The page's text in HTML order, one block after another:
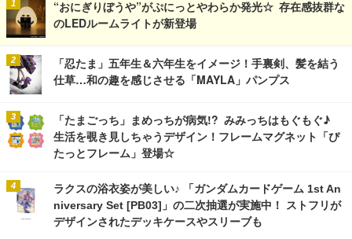
“おにぎりぼうや”がぷにっとやわらか発光☆ 存在感抜群な
のLEDルームライトが新登場
「忍たま」五年生＆六年生をイメージ！手裏剣、髪を結う
仕草…和の趣を感じさせる「MAYLA」パンプス
「たまごっち」まめっちが病気!? みみっちはもぐもぐ♪
生活を覗き見しちゃうデザイン！フレームマグネット「ぴ
たっとフレーム」登場☆
ラクスの浴衣姿が美しい♪ 「ガンダムカードゲーム 1st An
niversary Set [PB03]」の二次抽選が実施中！ ストフリが
デザインされたデッキケースやスリーブも